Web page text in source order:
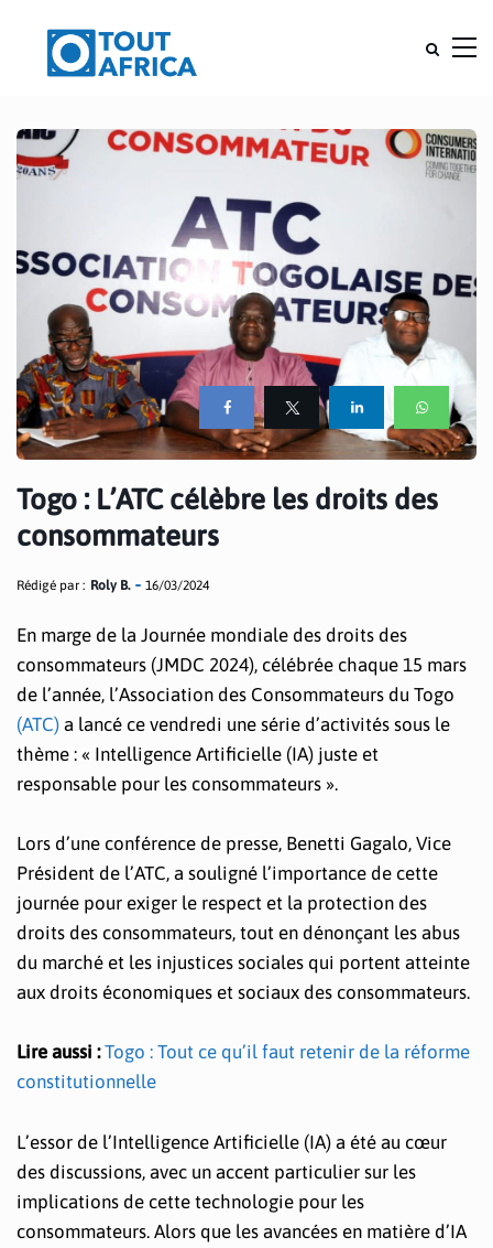
Togo : L’ATC célèbre les droits des
consommateurs
Rédigé par : Roly B. 16/03/2024
En marge de la Journée mondiale des droits des
consommateurs (JMDC 2024), célébrée chaque 15 mars
de l’année, l’Association des Consommateurs du Togo
(ATC) a lancé ce vendredi une série d’activités sous le
thème : « Intelligence Artificielle (IA) juste et
responsable pour les consommateurs ».
Lors d’une conférence de presse, Benetti Gagalo, Vice
Président de l’ATC, a souligné l’importance de cette
journée pour exiger le respect et la protection des
droits des consommateurs, tout en dénonçant les abus
du marché et les injustices sociales qui portent atteinte
aux droits économiques et sociaux des consommateurs.
Lire aussi :Togo : Tout ce qu’il faut retenir de la réforme
constitutionnelle
L’essor de l’Intelligence Artificielle (IA) a été au cœur
des discussions, avec un accent particulier sur les
implications de cette technologie pour les
consommateurs. Alors que les avancées en matière d’IA